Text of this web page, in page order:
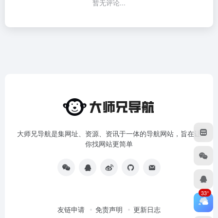
暂无评论...
大师兄导航是集网址、资源、资讯于一体的导航网站，旨在让
你找网站更简单
友链申请 免责声明 更新日志
33°